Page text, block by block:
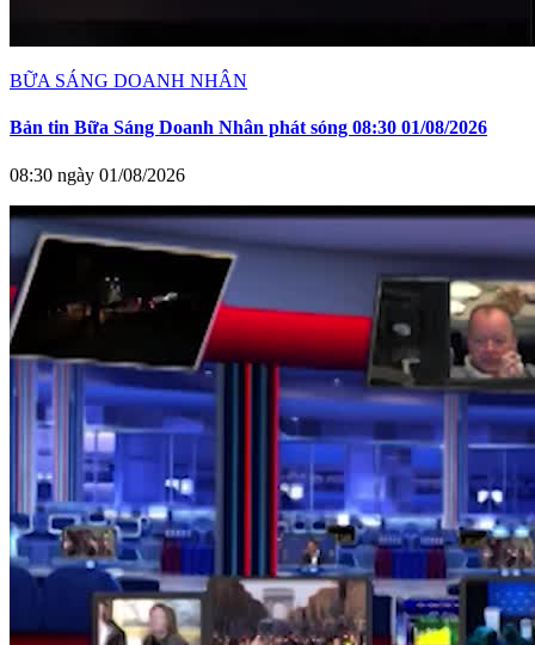
BỮA SÁNG DOANH NHÂN
Bản tin Bữa Sáng Doanh Nhân phát sóng 08:30 01/08/2026
08:30 ngày 01/08/2026